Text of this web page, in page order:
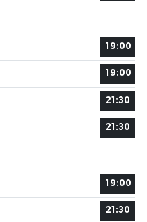
19:00
19:00
21:30
21:30
19:00
21:30